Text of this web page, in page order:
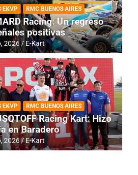
para la
EKVP RMC BUENOS AIRES
Racing: Un regreso
positivas
2026 E-Kart
EKVP RMC BUENOS AIRES
Racing Kart: Hizo
en Baradero
2026 E-Kart